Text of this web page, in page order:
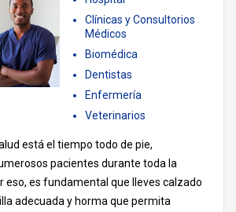
Clínicas y Consultorios
Médicos
Biomédica
Dentistas
Enfermería
Veterinarios
está el tiempo todo de pie,
pacientes durante toda la
eso, es fundamental que lleves calzado
adecuada y horma que permita